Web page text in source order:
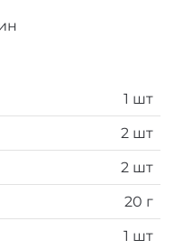
после чего
получается
овощным вкусом и
одинаково
виде.
1 шт
2 шт
2 шт
20 г
1 шт